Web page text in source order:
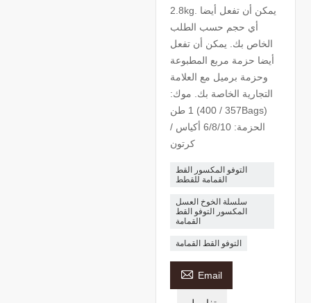
2.8kg. يمكن أن تفعل أيضا
أي حجم حسب الطلب
الخاص بك. يمكن أن تفعل
أيضا حزمة مربع المطبوعة
وحزمة برميل مع العلامة
التجارية الخاصة بك. موك:
1 طن (357 / 400Bags)
الحزمة: 6/8/10 أكياس /
كرتون
التوفو المكسور القط
القمامة للقطط
سلسلة الخوخ العسل
المكسور التوفو القط
القمامة
التوفو القط القمامة
 Email